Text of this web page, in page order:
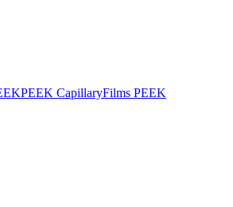
PEEK CapillaryFilms PEEK